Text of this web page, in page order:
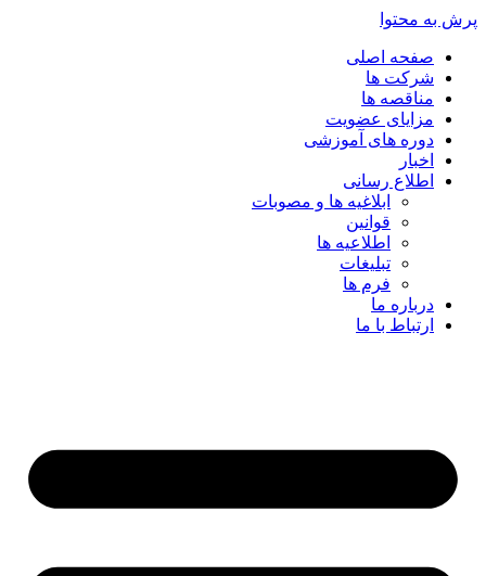
پرش به محتوا
صفحه اصلی
شرکت ها
مناقصه ها
مزایای عضویت
دوره های آموزشی
اخبار
اطلاع رسانی
ابلاغیه ها و مصوبات
قوانین
اطلاعیه ها
تبلیغات
فرم ها
درباره ما
ارتباط با ما